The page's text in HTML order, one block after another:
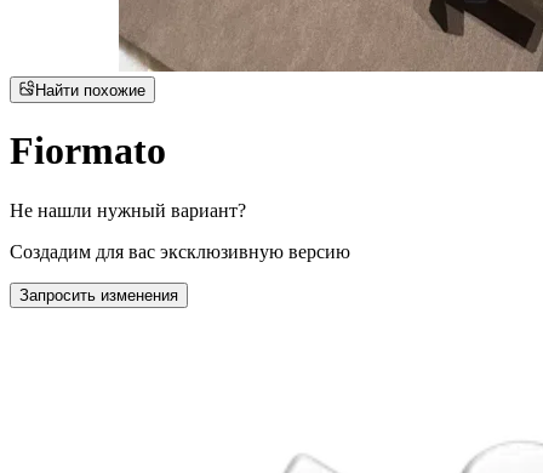
Найти похожие
Fiormato
Не нашли нужный вариант?
Создадим для вас эксклюзивную версию
Запросить изменения